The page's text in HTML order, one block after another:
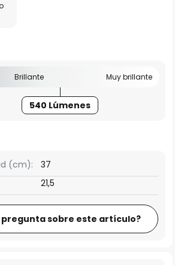
Brillante Muy brillante
540 Lúmenes
(cm):
37
21,5
pregunta sobre este artículo?